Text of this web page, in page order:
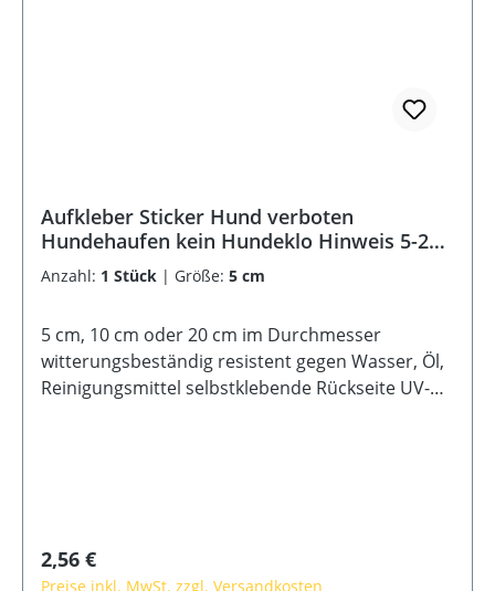
Aufkleber Sticker Hund verboten
Hundehaufen kein Hundeklo Hinweis 5-20
cm
Anzahl: 1 Stück | Größe: 5 cm
5 cm, 10 cm oder 20 cm im Durchmesser
witterungsbeständig resistent gegen Wasser, Öl,
Reinigungsmittel selbstklebende Rückseite UV-
Regulärer Preis:
2,56 €
Preise inkl. MwSt. zzgl. Versandkosten